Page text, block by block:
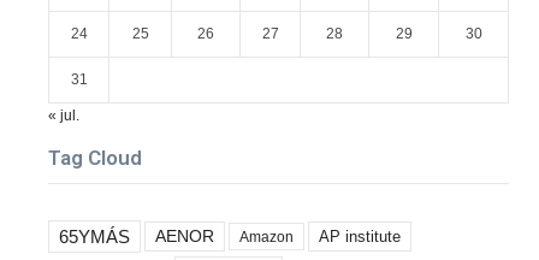
24 25 26 27 28 29 30
31
« jul.
Tag Cloud
65YMÁS AENOR Amazon AP institute